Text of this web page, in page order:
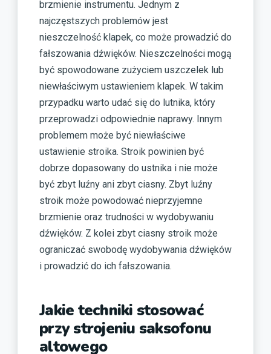
brzmienie instrumentu. Jednym z
najczęstszych problemów jest
nieszczelność klapek, co może prowadzić do
fałszowania dźwięków. Nieszczelności mogą
być spowodowane zużyciem uszczelek lub
niewłaściwym ustawieniem klapek. W takim
przypadku warto udać się do lutnika, który
przeprowadzi odpowiednie naprawy. Innym
problemem może być niewłaściwe
ustawienie stroika. Stroik powinien być
dobrze dopasowany do ustnika i nie może
być zbyt luźny ani zbyt ciasny. Zbyt luźny
stroik może powodować nieprzyjemne
brzmienie oraz trudności w wydobywaniu
dźwięków. Z kolei zbyt ciasny stroik może
ograniczać swobodę wydobywania dźwięków
i prowadzić do ich fałszowania.
Jakie techniki stosować
przy strojeniu saksofonu
altowego